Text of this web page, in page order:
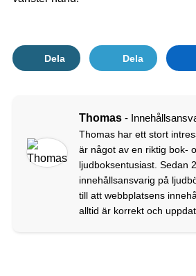
Dela Dela
Thomas -
Thomas har ett stort
är något av en riktig bok-
ljudboksentusiast. Sedan
innehållsansvarig på
till att webbplatsens
alltid är korrekt och